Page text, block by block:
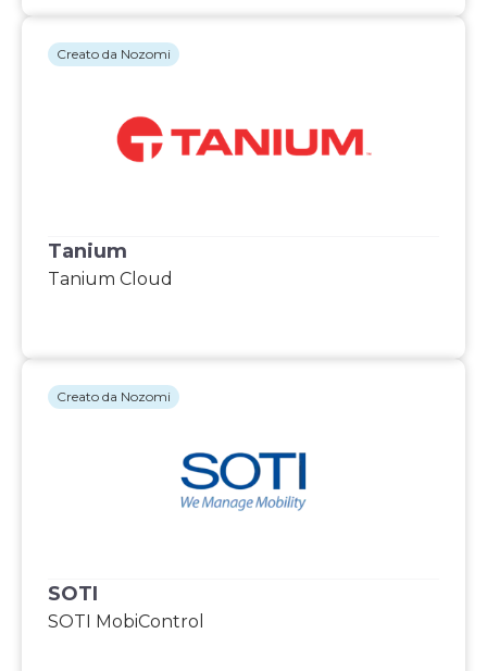
Tanium
Tanium Cloud
Creato da Nozomi
SOTI
SOTI MobiControl
Creato da Nozomi